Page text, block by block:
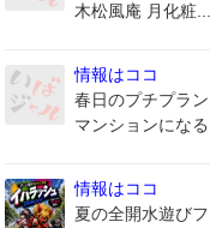
木松風庵 月化粧...
情報はココ
春日のプチプラ
マンションになる
情報はココ
夏の全開水遊び